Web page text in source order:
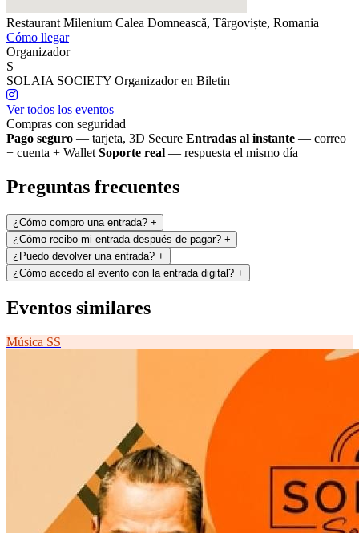
Restaurant Milenium Calea Domnească, Târgoviște, Romania
Cómo llegar
Organizador
S
SOLAIA SOCIETY Organizador en Biletin
Ver todos los eventos
Compras con seguridad
Pago seguro — tarjeta, 3D Secure Entradas al instante — correo
+ cuenta + Wallet Soporte real — respuesta el mismo día
Preguntas frecuentes
¿Cómo compro una entrada? +
¿Cómo recibo mi entrada después de pagar? +
¿Puedo devolver una entrada? +
¿Cómo accedo al evento con la entrada digital? +
Eventos similares
Música SS